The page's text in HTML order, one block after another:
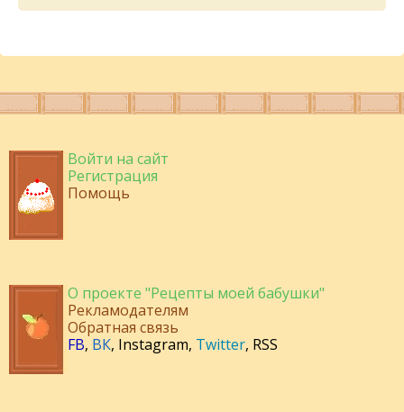
Войти на сайт
Регистрация
Помощь
О проекте "Рецепты моей бабушки"
Рекламодателям
Обратная связь
FB, ВК, Instagram, Twitter, RSS